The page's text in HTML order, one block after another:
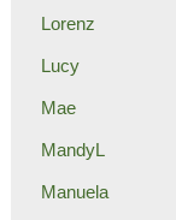
Lorenz
Lucy
Mae
MandyL
Manuela